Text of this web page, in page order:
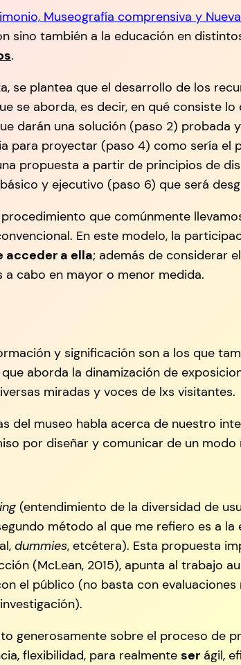
Museografía comprensiva y
sino también a la educación en
.
se plantea que el desarrollo de los
se aborda, es decir, en qué consiste
darán una solución (paso 2)
para proyectar (paso 4) como sería el
propuesta a partir de principios de
y ejecutivo (paso 6) que será
que comúnmente
En este modelo, la
acceder a ella; además de considerar
cabo en mayor o menor medida.
y significación son a los que
aborda la dinamización de
miradas y voces de lxs visitantes.
del museo habla acerca de nuestro
por diseñar y comunicar de un modo
(entendimiento de la diversidad de
método al que me refiero es a
dummies, etcétera). Esta propuesta
(McLean, 2015), apunta al trabajo
el público (no basta con
generosamente sobre el proceso de
flexibilidad, para realmente ser ágil,